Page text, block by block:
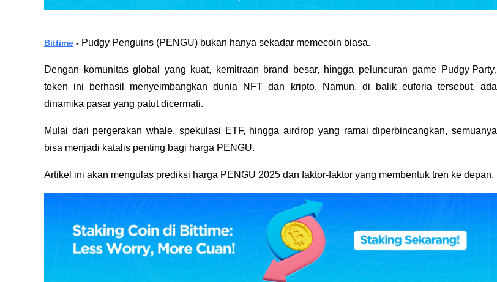
Bittime - Pudgy Penguins (PENGU) bukan hanya sekadar memecoin biasa.
Dengan komunitas global yang kuat, kemitraan brand besar, hingga peluncuran game Pudgy Party,
token ini berhasil menyeimbangkan dunia NFT dan kripto. Namun, di balik euforia tersebut, ada
dinamika pasar yang patut dicermati.
Mulai dari pergerakan whale, spekulasi ETF, hingga airdrop yang ramai diperbincangkan, semuanya
bisa menjadi katalis penting bagi harga PENGU.
Artikel ini akan mengulas prediksi harga PENGU 2025 dan faktor-faktor yang membentuk tren ke depan.